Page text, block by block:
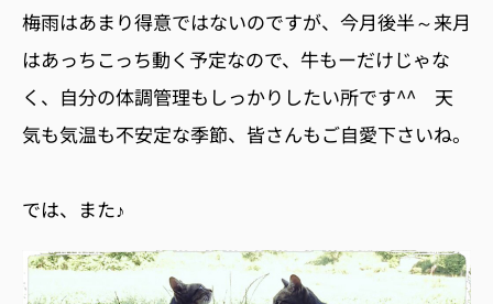
梅雨はあまり得意ではないのですが、今月後半～来月
はあっちこっち動く予定なので、牛もーだけじゃな
く、自分の体調管理もしっかりしたい所です^^ 天
気も気温も不安定な季節、皆さんもご自愛下さいね。
では、また♪